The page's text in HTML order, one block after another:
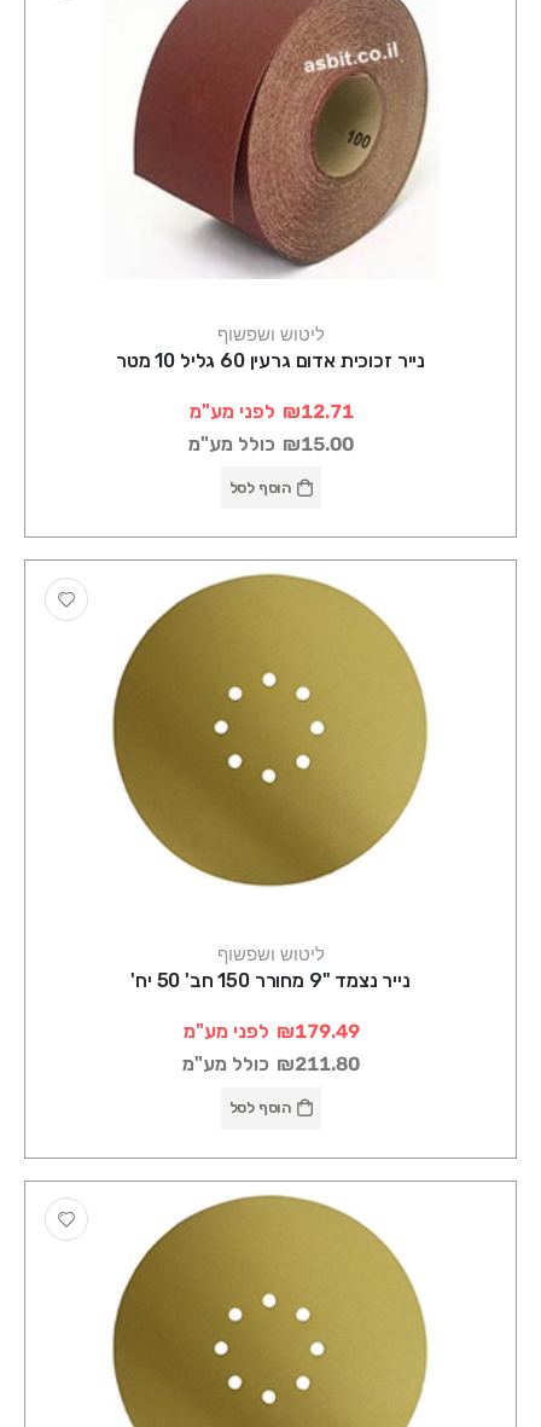
ליטוש ושפשוף
נייר זכוכית אדום גרעין 60 גליל 10 מטר
₪12.71 לפני מע"מ
₪15.00 כולל מע"מ
הוסף לסל
ליטוש ושפשוף
נייר נצמד "9 מחורר 150 חב' 50 יח'
₪179.49 לפני מע"מ
₪211.80 כולל מע"מ
הוסף לסל